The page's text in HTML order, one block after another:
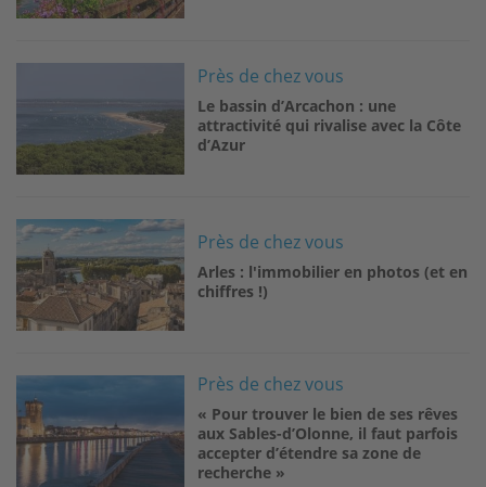
Près de chez vous
Le bassin d’Arcachon : une
attractivité qui rivalise avec la Côte
d’Azur
Image
Près de chez vous
Arles : l'immobilier en photos (et en
chiffres !)
Image Près de chez vous
« Pour trouver le bien de ses rêves
aux Sables-d’Olonne, il faut parfois
accepter d’étendre sa zone de
recherche »